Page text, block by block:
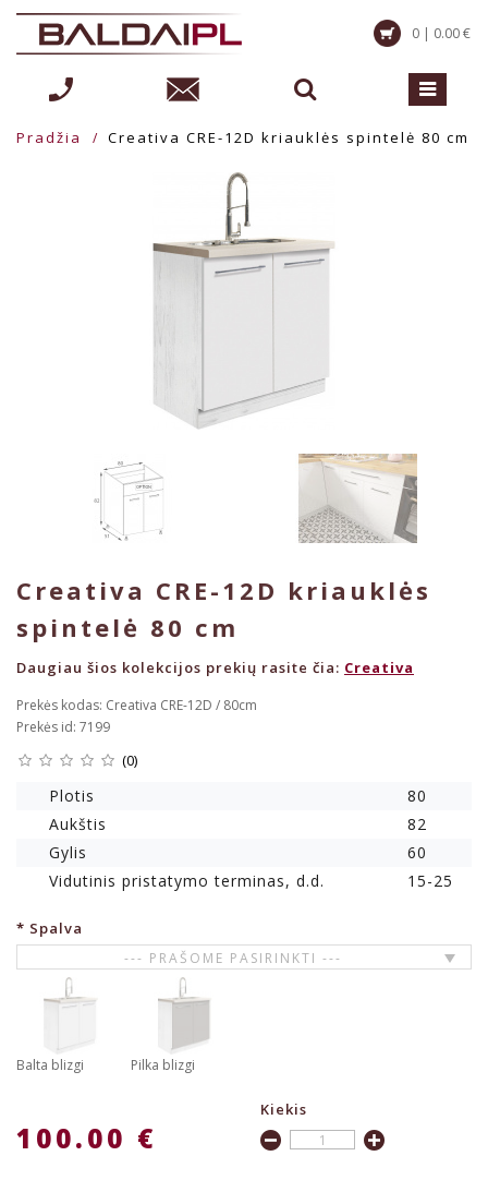
0 | 0.00 €
Pradžia Creativa CRE-12D kriauklės spintelė 80 cm
Creativa CRE-12D kriauklės
spintelė 80 cm
Daugiau šios kolekcijos prekių rasite čia: Creativa
Prekės kodas: Creativa CRE-12D / 80cm
Prekės id: 7199
(0)
Plotis
80
Aukštis
82
Gylis
60
Vidutinis pristatymo terminas, d.d.
15-25
Spalva
--- PRAŠOME PASIRINKTI ---
Balta blizgi Pilka blizgi
100.00 €
Kiekis